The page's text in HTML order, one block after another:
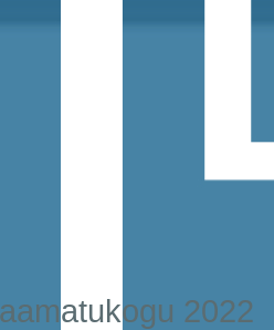
2022